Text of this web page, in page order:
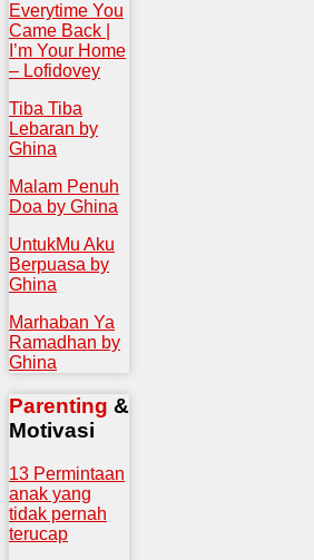
Everytime You
Came Back |
I’m Your Home
– Lofidovey
Tiba Tiba
Lebaran by
Ghina
Malam Penuh
Doa by Ghina
UntukMu Aku
Berpuasa by
Ghina
Marhaban Ya
Ramadhan by
Ghina
Parenting &
Motivasi
13 Permintaan
anak yang
tidak pernah
terucap